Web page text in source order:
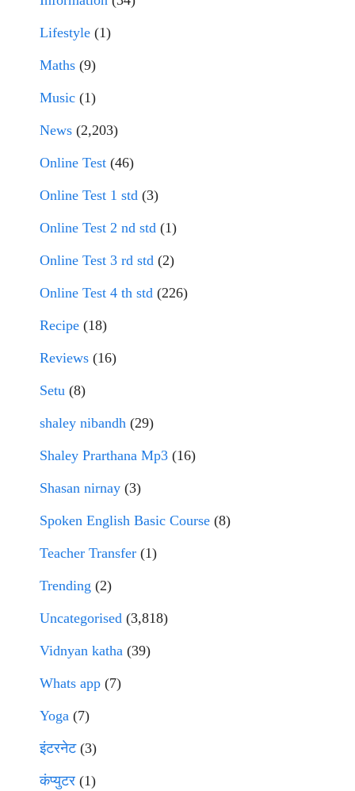
Lifestyle (1)
Maths (9)
Music (1)
News (2,203)
Online Test (46)
Online Test 1 std (3)
Online Test 2 nd std (1)
Online Test 3 rd std (2)
Online Test 4 th std (226)
Recipe (18)
Reviews (16)
Setu (8)
shaley nibandh (29)
Shaley Prarthana Mp3 (16)
Shasan nirnay (3)
Spoken English Basic Course (8)
Teacher Transfer (1)
Trending (2)
Uncategorised (3,818)
Vidnyan katha (39)
Whats app (7)
Yoga (7)
इंटरनेट(3)
कंप्युटर (1)